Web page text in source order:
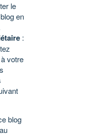
le
en
:
votre
blog